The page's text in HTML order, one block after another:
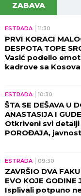
ZABAVA
ESTRADA 11:30
PRVI KORACI
DESPOTA TOPE
Vasić podelio
kadrove sa
ESTRADA 10:30
ŠTA SE DEŠAVA U
ANASTASIJA I
Otkriveni svi
POROĐAJA,
ESTRADA 09:30
ZAVRŠIO DVA
EVO KOJE GODINE
Isplivali potpuno